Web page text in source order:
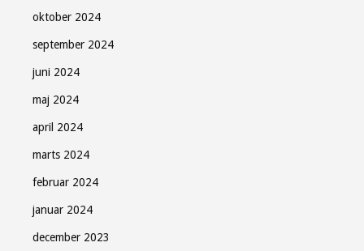
oktober 2024
september 2024
juni 2024
maj 2024
april 2024
marts 2024
februar 2024
januar 2024
december 2023